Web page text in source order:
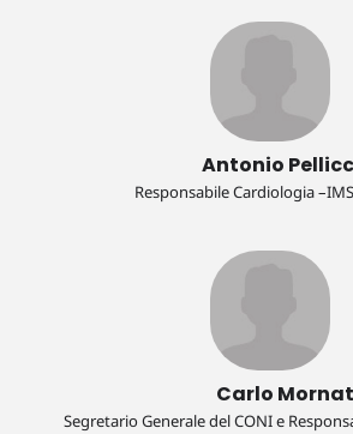
Antonio
Responsabile Cardiologia
Carlo
Segretario Generale del CONI e